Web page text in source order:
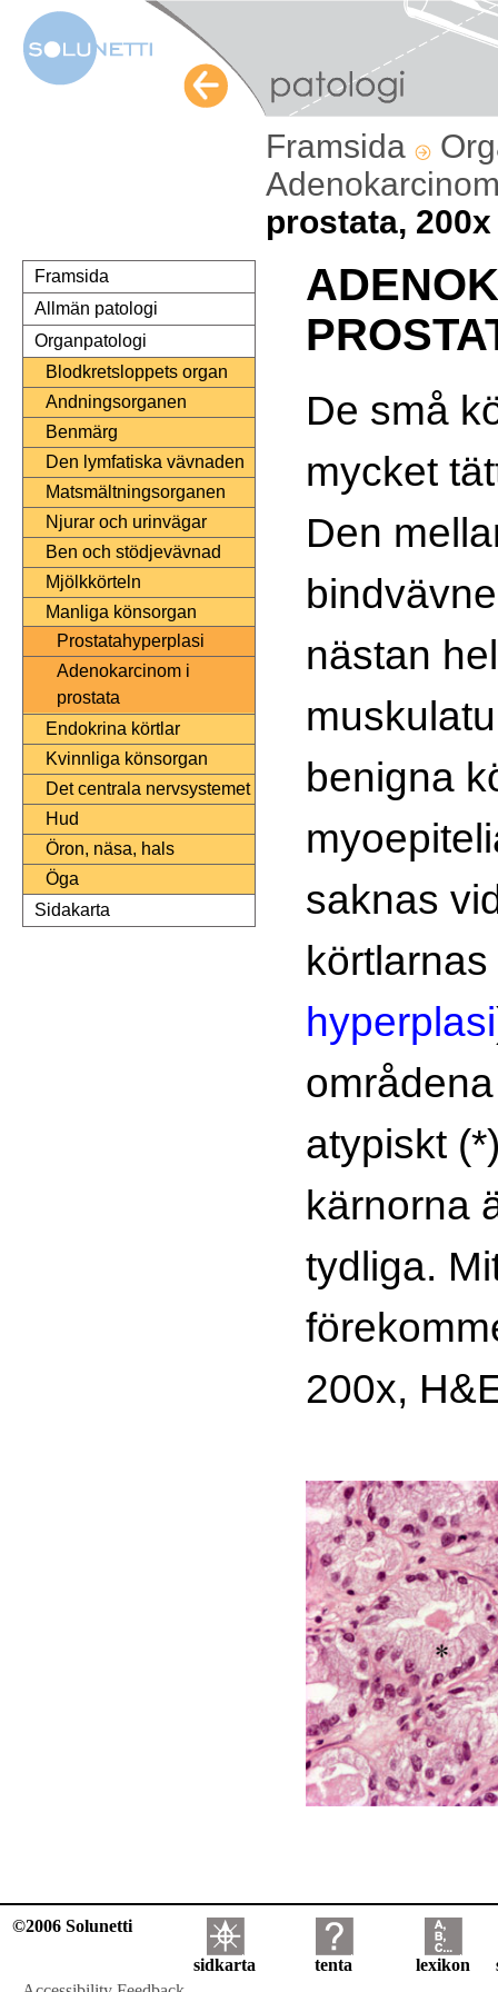
Framsida
prostata, 200x
Framsida
Allmän patologi
Organpatologi
Blodkretsloppets organ
Andningsorganen
Benmärg
Den lymfatiska vävnaden
Matsmältningsorganen
Njurar och urinvägar
Ben och stödjevävnad
Mjölkkörteln
Manliga könsorgan
Prostatahyperplasi
Adenokarcinom i
prostata
Endokrina körtlar
Kvinnliga könsorgan
Det centrala nervsystemet
Hud
Öron, näsa, hals
Öga
Sidakarta
De små
mycket
Den
nästan
benigna
saknas
hyperplasi
atypiskt
kärnorna
tydliga.
200x,
©2006 Solunetti
sidkarta tenta lexikon